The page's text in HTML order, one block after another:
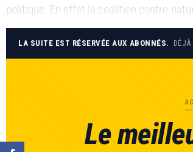
politique. En effet la coalition contre-
LA SUITE EST RÉSERVÉE AUX ABONNÉS. DÉJÀ
Le